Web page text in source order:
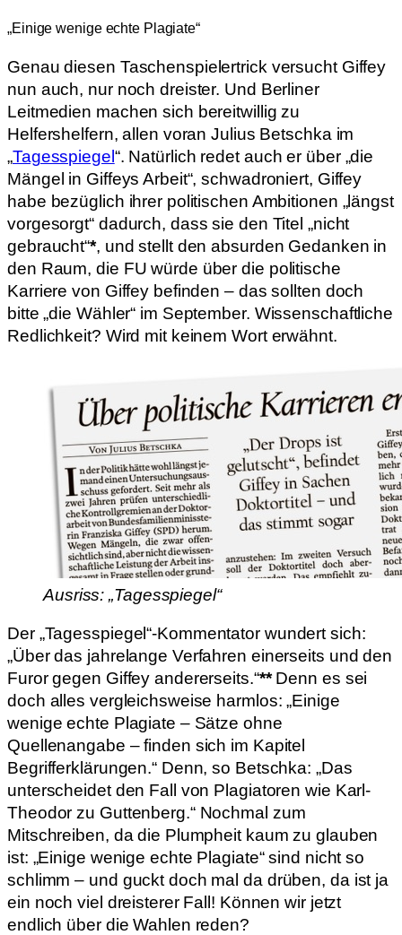
„Einige wenige echte Plagiate“
Genau diesen Taschenspielertrick versucht Giffey
nun auch, nur noch dreister. Und Berliner
Leitmedien machen sich bereitwillig zu
Helfershelfern, allen voran Julius Betschka im
„Tagesspiegel “. Natürlich redet auch er über „die
Mängel in Giffeys Arbeit“, schwadroniert, Giffey
habe bezüglich ihrer politischen Ambitionen „längst
vorgesorgt“ dadurch, dass sie den Titel „nicht
gebraucht“*, und stellt den absurden Gedanken in
den Raum, die FU würde über die politische
Karriere von Giffey befinden – das sollten doch
bitte „die Wähler“ im September. Wissenschaftliche
Redlichkeit? Wird mit keinem Wort erwähnt.
Ausriss: „Tagesspiegel“
Der „Tagesspiegel“-Kommentator wundert sich:
„Über das jahrelange Verfahren einerseits und den
Furor gegen Giffey andererseits.“**Denn es sei
doch alles vergleichsweise harmlos: „Einige
wenige echte Plagiate – Sätze ohne
Quellenangabe – finden sich im Kapitel
Begrifferklärungen.“ Denn, so Betschka: „Das
unterscheidet den Fall von Plagiatoren wie Karl-
Theodor zu Guttenberg.“ Nochmal zum
Mitschreiben, da die Plumpheit kaum zu glauben
ist: „Einige wenige echte Plagiate“ sind nicht so
schlimm – und guckt doch mal da drüben, da ist ja
ein noch viel dreisterer Fall! Können wir jetzt
endlich über die Wahlen reden?